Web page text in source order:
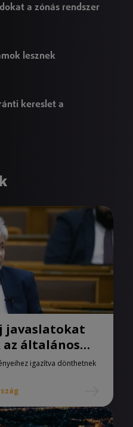
a zónás rendszer
lesznek
kereslet a
javaslatokat
általános
igazítva dönthetnek